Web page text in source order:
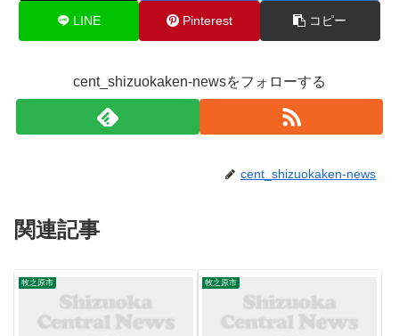
LINE Pinterest コピー
cent_shizuokaken-newsをフォローする
cent_shizuokaken-news
関連記事
牧之原市 牧之原市